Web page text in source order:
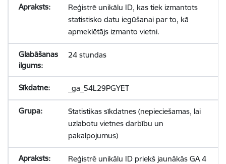
Reģistrē unikālu ID, kas tiek izmantots
statistisko datu iegūšanai par to, kā
apmeklētājs izmanto vietni.
24 stundas
_ga_54L29PGYET
Statistikas sīkdatnes (nepieciešamas, lai
uzlabotu vietnes darbību un
pakalpojumus)
Reģistrē unikālu ID priekš jaunākās GA 4